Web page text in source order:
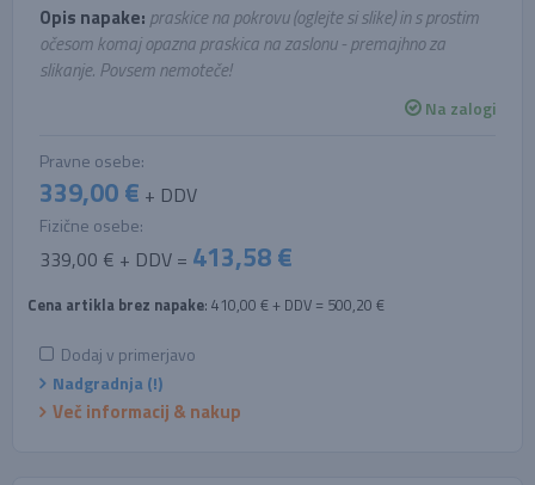
Opis napake: praskice na pokrovu (oglejte si slike) in s prostim
očesom komaj opazna praskica na zaslonu - premajhno za
slikanje. Povsem nemoteče!
Na zalogi
Pravne osebe:
339,00 € + DDV
Fizične osebe:
339,00 € + DDV = 413,58 €
Cena artikla brez napake: 410,00 € + DDV = 500,20 €
Dodaj v primerjavo
Nadgradnja (!)
Več informacij & nakup